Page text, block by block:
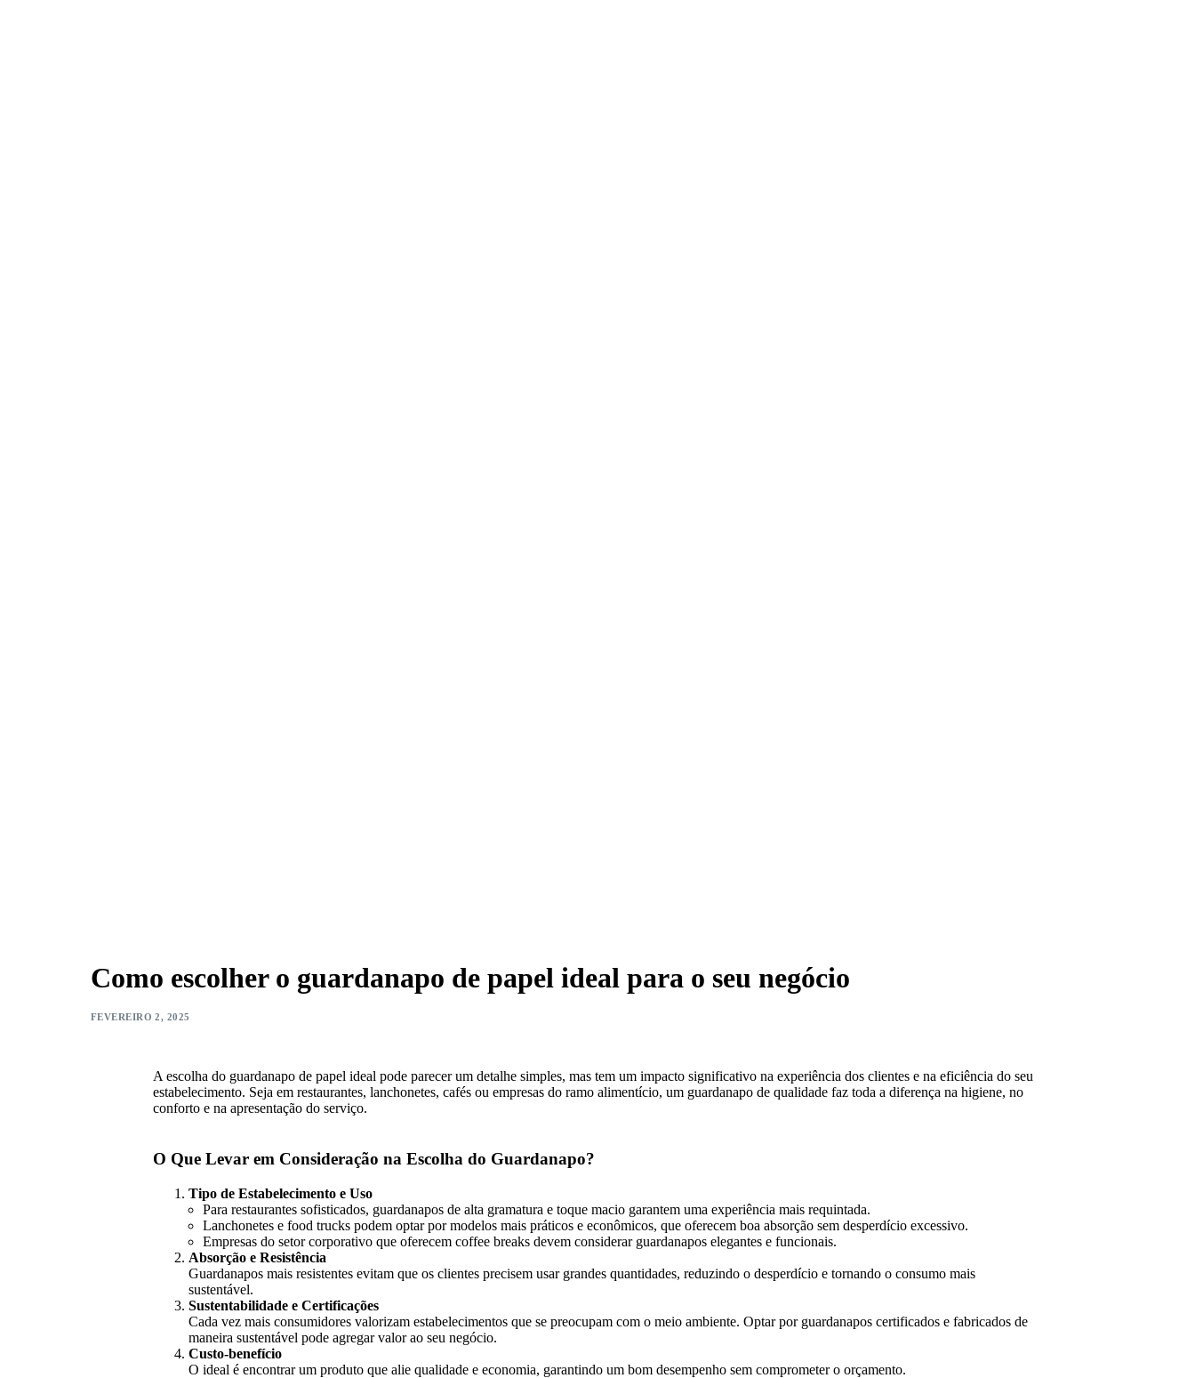
Como escolher o guardanapo de papel ideal para o seu negócio
FEVEREIRO 2, 2025
A escolha do guardanapo de papel ideal pode parecer um detalhe simples, mas tem um impacto significativo na experiência dos clientes e na eficiência do seu
estabelecimento. Seja em restaurantes, lanchonetes, cafés ou empresas do ramo alimentício, um guardanapo de qualidade faz toda a diferença na higiene, no
conforto e na apresentação do serviço.
O Que Levar em Consideração na Escolha do Guardanapo?
Tipo de Estabelecimento e Uso
Para restaurantes sofisticados, guardanapos de alta gramatura e toque macio garantem uma experiência mais requintada.
Lanchonetes e food trucks podem optar por modelos mais práticos e econômicos, que oferecem boa absorção sem desperdício excessivo.
Empresas do setor corporativo que oferecem coffee breaks devem considerar guardanapos elegantes e funcionais.
Absorção e Resistência
Guardanapos mais resistentes evitam que os clientes precisem usar grandes quantidades, reduzindo o desperdício e tornando o consumo mais
sustentável.
Sustentabilidade e Certificações
Cada vez mais consumidores valorizam estabelecimentos que se preocupam com o meio ambiente. Optar por guardanapos certificados e fabricados de
maneira sustentável pode agregar valor ao seu negócio.
Custo-benefício
O ideal é encontrar um produto que alie qualidade e economia, garantindo um bom desempenho sem comprometer o orçamento.